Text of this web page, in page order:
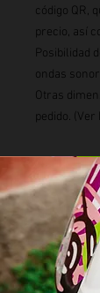
código QR,
precio, así
Posibilidad
ondas
Otras
pedido. (Ver